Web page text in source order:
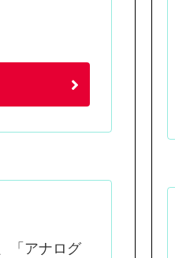
「アナログ